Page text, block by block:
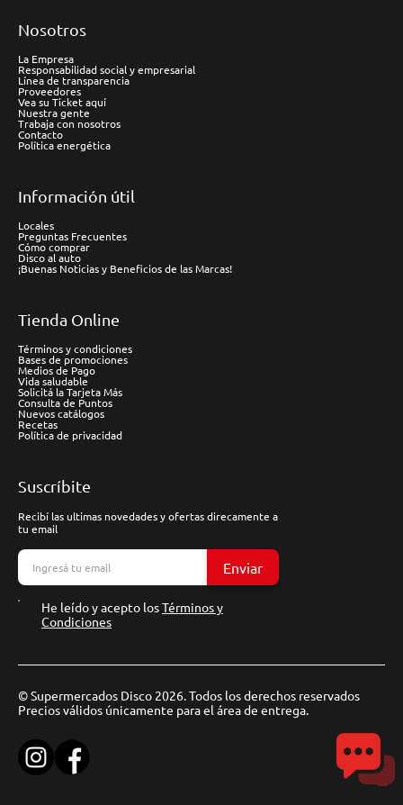
Nosotros
La Empresa
Responsabilidad social y empresarial
Línea de transparencia
Proveedores
Vea su Ticket aquí
Nuestra gente
Trabaja con nosotros
Contacto
Política energética
Información útil
Locales
Preguntas Frecuentes
Cómo comprar
Disco al auto
¡Buenas Noticias y Beneficios de las Marcas!
Tienda Online
Términos y condiciones
Bases de promociones
Medios de Pago
Vida saludable
Solicitá la Tarjeta Más
Consulta de Puntos
Nuevos catálogos
Recetas
Política de privacidad
Suscríbite
Recibí las ultimas novedades y ofertas direcamente a
tu email
Enviar
He leído y acepto losTérminos y
Condiciones
© Supermercados Disco 2026. Todos los derechos reservados
Precios válidos únicamente para el área de entrega.